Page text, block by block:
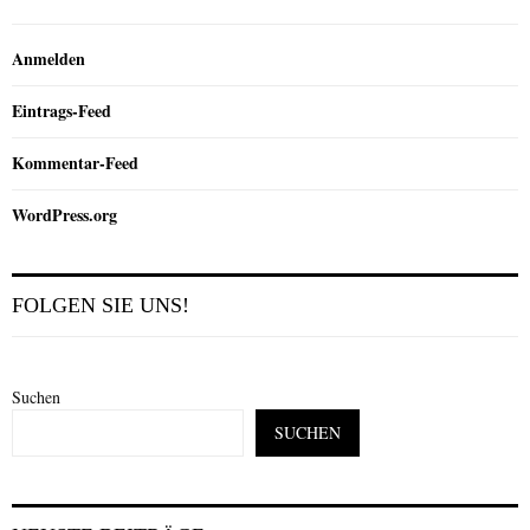
Anmelden
Eintrags-Feed
Kommentar-Feed
WordPress.org
FOLGEN SIE UNS!
Suchen
SUCHEN